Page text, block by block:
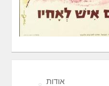
אודות